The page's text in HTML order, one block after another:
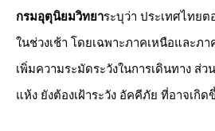
กรมอุตุนิยมวิทยาระบุว่า ประเทศไทย
ในช่วงเช้า โดยเฉพาะภาคเหนือและภ
เพิ่มความระมัดระวังในการเดินทาง ส่
แห้ง ยังต้องเฝ้าระวัง อัคคีภัย ที่อาจเกิด